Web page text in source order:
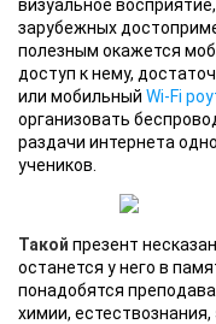
визуальное
зарубежных
полезным окажется
доступ к нему,
или мобильный Wi-Fi
организовать
раздачи интернета
учеников.
Такой презент
останется у него в
понадобятся
химии,